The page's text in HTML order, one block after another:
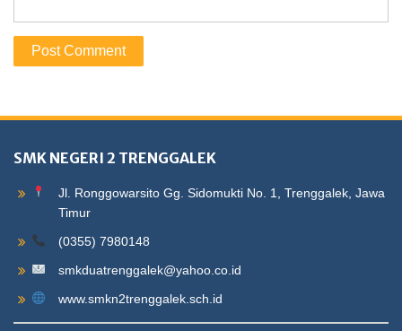
SMK NEGERI 2 TRENGGALEK
Jl. Ronggowarsito Gg. Sidomukti No. 1, Trenggalek, Jawa
Timur
(0355) 7980148
smkduatrenggalek@yahoo.co.id
www.smkn2trenggalek.sch.id